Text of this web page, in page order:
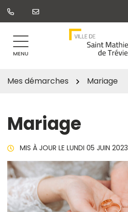
Aller
MENU
Mes démarches Mariage
Mariage
MIS À JOUR LE LUNDI 05 JUIN 2023